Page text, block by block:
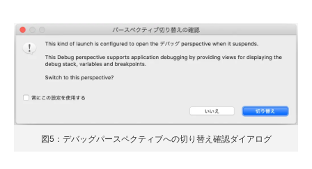
図5：デバッグパースペクティブへの切り替え確認ダイアログ